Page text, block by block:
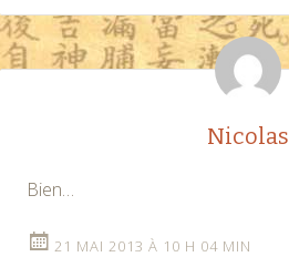
Nicolas
Bien…
21 MAI 2013 À 10 H 04 MIN